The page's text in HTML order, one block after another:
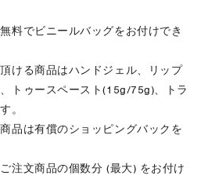
料でビニールバッグをお付けでき
ける商品はハンドジェル、リップ
トゥースペースト(15g/75g)、トラ
。
品は有償のショッピングバックを
注文商品の個数分 (最大) をお付け